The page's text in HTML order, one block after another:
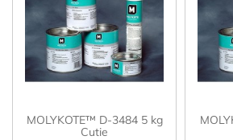
MOLYKOTE™ D-3484 5 kg
Cutie